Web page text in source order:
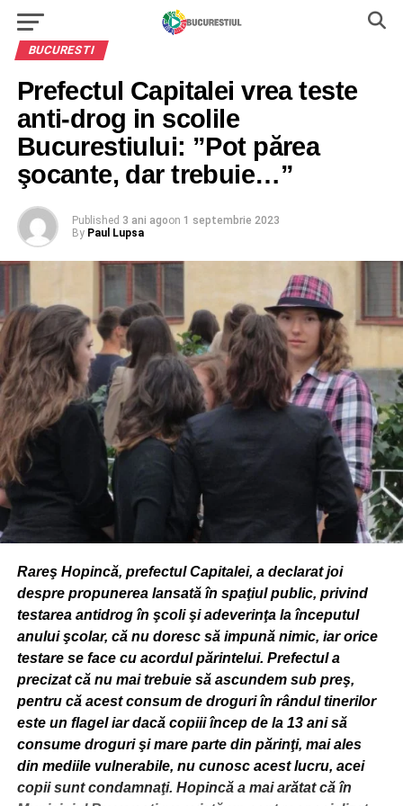
BUCURESTI
Prefectul Capitalei vrea teste
anti-drog in scolile
Bucurestiului: ”Pot părea
şocante, dar trebuie…”
Published 3 ani agoon 1 septembrie 2023
By Paul Lupsa
Rareş Hopincă, prefectul Capitalei, a declarat joi
despre propunerea lansată în spaţiul public, privind
testarea antidrog în şcoli şi adeverinţa la începutul
anului şcolar, că nu doresc să impună nimic, iar orice
testare se face cu acordul părintelui. Prefectul a
precizat că nu mai trebuie să ascundem sub preş,
pentru că acest consum de droguri în rândul tinerilor
este un flagel iar dacă copiii încep de la 13 ani să
consume droguri şi mare parte din părinţi, mai ales
din mediile vulnerabile, nu cunosc acest lucru, acei
copii sunt condamnaţi. Hopincă a mai arătat că în